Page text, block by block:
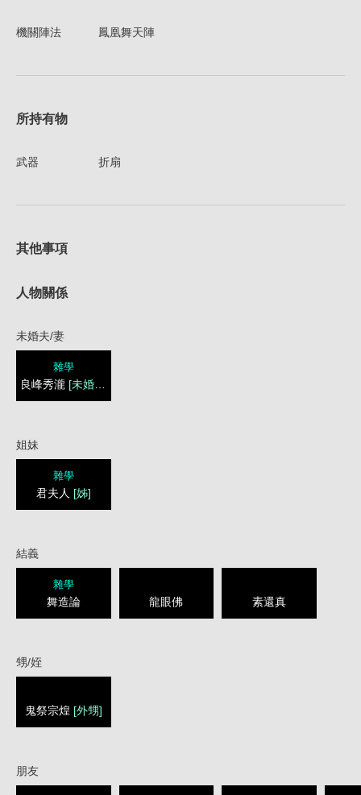
機關陣法 鳳凰舞天陣
所持有物
武器 折扇
其他事項
人物關係
未婚夫/妻
雜學
良峰秀瀧 [未婚妻]
姐妹
雜學
君夫人 [姊]
結義
雜學
舞造論 龍眼佛 素還真
甥/姪
鬼祭宗煌 [外甥]
朋友